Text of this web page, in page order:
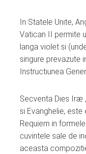
In Statele Unite,
Vatican II permite
langa violet si
singure prevazute
Instructiunea
Secventa Dies Iræ
si Evanghelie,
Requiem in
cuvintele sale de
aceasta